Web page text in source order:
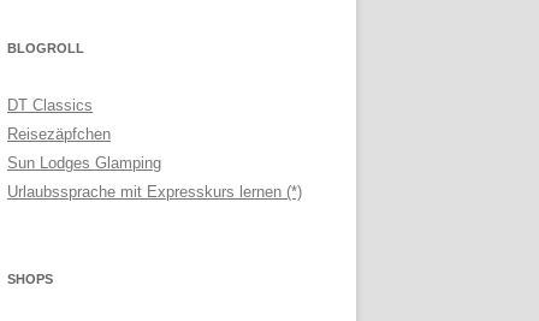
BLOGROLL
DT Classics
Reisezäpfchen
Sun Lodges Glamping
Urlaubssprache mit Expresskurs lernen (*)
SHOPS